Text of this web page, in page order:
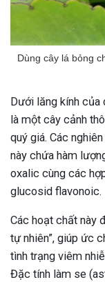
Sau Sinh Có Tự
Thông Tin Cần
Dùng cây lá bỏng
Dưới lăng kính
là một cây cảnh
quý giá. Các
này chứa hàm
oxalic cùng các
glucosid flavonoic.
Các hoạt chất này
tự nhiên”, giúp ức
tình trạng viêm
Đặc tính làm se